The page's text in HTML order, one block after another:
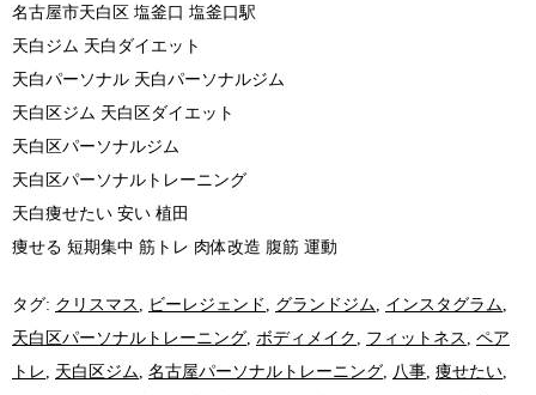
名古屋市天白区 塩釜口 塩釜口駅
天白ジム 天白ダイエット
天白パーソナル 天白パーソナルジム
天白区ジム 天白区ダイエット
天白区パーソナルジム
天白区パーソナルトレーニング
天白痩せたい 安い 植田
痩せる 短期集中 筋トレ 肉体改造 腹筋 運動
タグ: クリスマス , ビーレジェンド , グランドジム, インスタグラム,
天白区パーソナルトレーニング, ボディメイク , フィットネス , ペア
トレ, 天白区ジム, 名古屋パーソナルトレーニング, 八事, 痩せたい,